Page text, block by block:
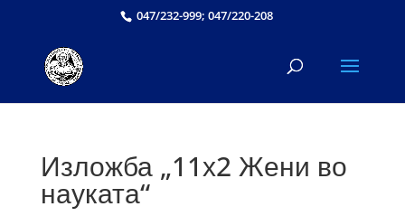
047/232-999; 047/220-208
Изложба „11х2 Жени во
науката“